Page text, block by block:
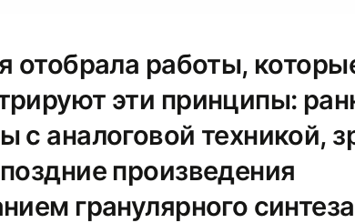
отобрала работы,
эти принципы:
с аналоговой техникой,
произведения
гранулярного